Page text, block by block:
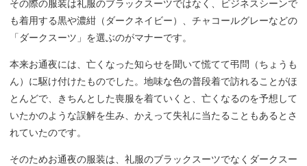
その際の服装は礼服のブラックスーツではなく、ビジネスシーンで
も着用する黒や濃紺（ダークネイビー）、チャコールグレーなどの
「ダークスーツ」を選ぶのがマナーです。
本来お通夜には、亡くなった知らせを聞いて慌てて弔問（ちょうも
ん）に駆け付けたものでした。地味な色の普段着で訪れることがほ
とんどで、きちんとした喪服を着ていくと、亡くなるのを予想して
いたかのような誤解を生み、かえって失礼に当たることもあるとさ
れていたのです。
そのためお通夜の服装は、礼服のブラックスーツでなくダークスー